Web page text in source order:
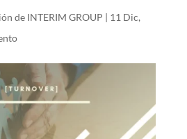
de INTERIM GROUP | 11 Dic,